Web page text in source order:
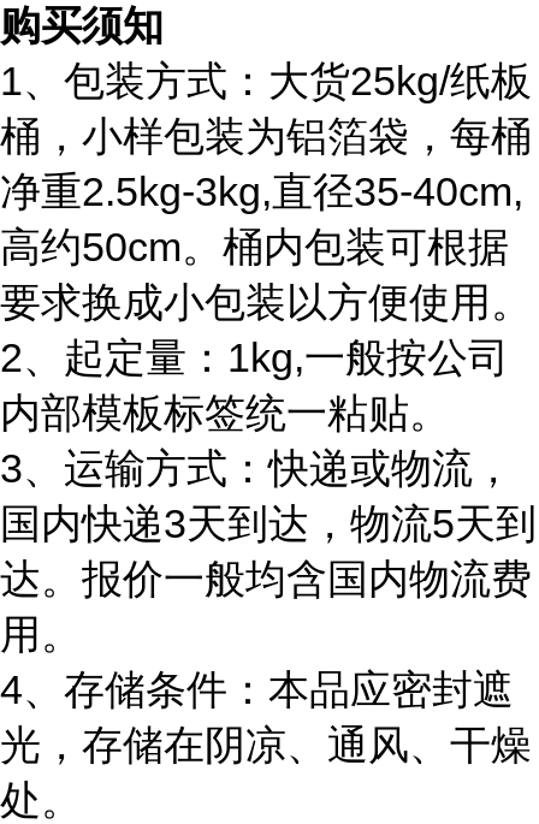
购买须知
1、包装方式：大货25kg/纸板
桶，小样包装为铝箔袋，每桶
净重2.5kg-3kg,直径35-40cm,
高约50cm。桶内包装可根据
要求换成小包装以方便使用。
2、起定量：1kg,一般按公司
内部模板标签统一粘贴。
3、运输方式：快递或物流，
国内快递3天到达，物流5天到
达。报价一般均含国内物流费
用。
4、存储条件：本品应密封遮
光，存储在阴凉、通风、干燥
处。